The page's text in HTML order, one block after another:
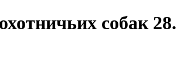
собак